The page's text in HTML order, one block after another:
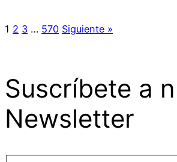
1 2 3 … 570 Siguiente »
Suscríbete a
Newsletter